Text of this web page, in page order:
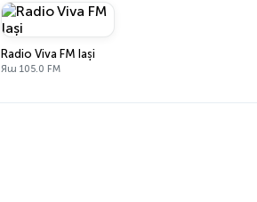
Radio Viva FM Iași
Яш 105.0 FM